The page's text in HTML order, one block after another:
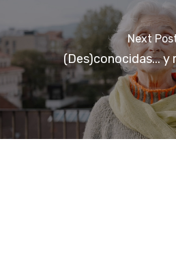
Next
(Des)conocidas... y